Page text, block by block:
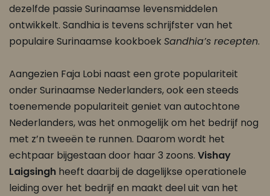
dezelfde passie Surinaamse levensmiddelen
ontwikkelt. Sandhia is tevens schrijfster van het
populaire Surinaamse kookboekSandhia’s recepten.
Aangezien Faja Lobi naast een grote populariteit
onder Surinaamse Nederlanders, ook een steeds
toenemende populariteit geniet van autochtone
Nederlanders, was het onmogelijk om het bedrijf nog
met z’n tweeën te runnen. Daarom wordt het
echtpaar bijgestaan door haar 3 zoons. Vishay
Laigsingh heeft daarbij de dagelijkse operationele
leiding over het bedrijf en maakt deel uit van het